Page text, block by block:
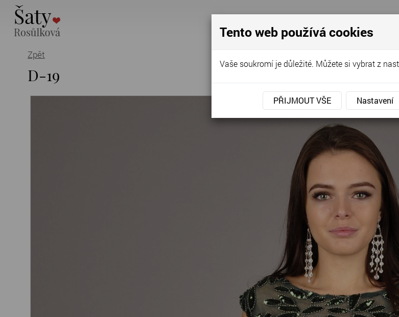
Zpět
D-19
Tento web používá cookies
Vaše soukromí je důležité. Můžete si vybrat z
PŘIJMOUT VŠE Nastavení